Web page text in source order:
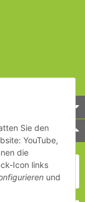
Sie den
YouTube,
die
Icon links
und